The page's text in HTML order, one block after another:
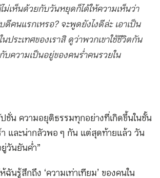
ม่เห็นด้วยกับวันหยุดก็ได้ให้ความเห็นว่า
ดีคนแรกเหรอ? จะพูดยังไงดีล่ะ เอาเป็น
ระเทศของเราสิ ดูว่าพวกเขาใช้ชีวิตกัน
บความเป็นอยู่ของคนร่ำคนรวยใน
ชั่น ความอยุติธรรมทุกอย่างที่เกิดขึ้นในชั้น
า และน่ากลัวพอ ๆ กัน แต่สุดท้ายแล้ว วัน
วันยันค่ำ”
นรู้สึกถึง ‘ความเท่าเทียม’ ของคนใน